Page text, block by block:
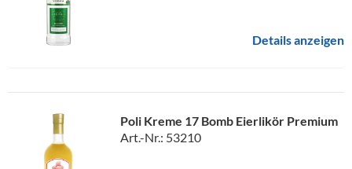
Details anzeigen
Poli Kreme 17 Bomb Eierlikör Premium
Art.-Nr.: 53210